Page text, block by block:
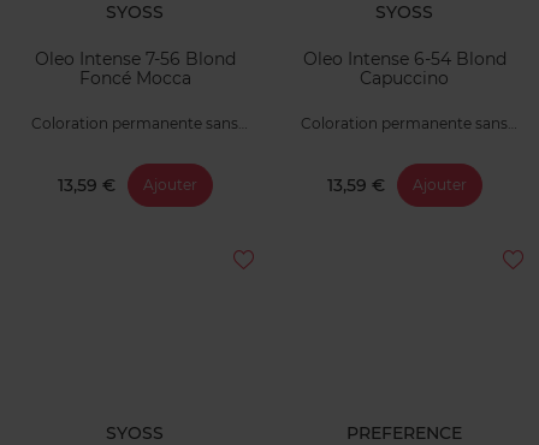
SYOSS
Oleo Intense 7-56 Blond
Foncé Mocca
Coloration permanente sans
13,59 € Ajouter
SYOSS
Oleo Intense 6-54 Blond
Capuccino
Coloration permanente sans
13,59 € Ajouter
SYOSS PREFERENCE